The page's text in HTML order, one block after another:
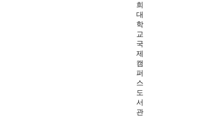
희
대
학
교
국
제
캠
퍼
스
도
서
관